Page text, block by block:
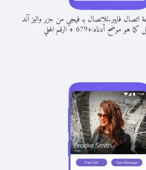
اتصال فايبر.للاتصال بـ فيجي من جزر واليز آند
كما هو موضح أدناه:+
679
+الرقم المحلي